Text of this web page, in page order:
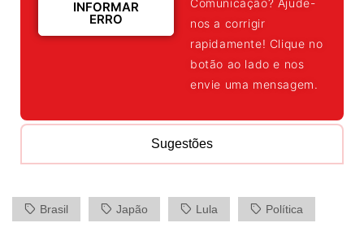
Sugestões
INFORMAR
ERRO
nos a corrigir
rapidamente! Clique no
botão ao lado e nos
envie uma mensagem.
Brasil Japão Lula Política